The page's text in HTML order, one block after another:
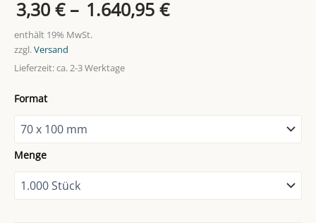
3,30 € – 1.640,95 €Preisspanne:
enthält 19% MwSt.
zzgl.Versand
Lieferzeit: ca. 2-3 Werktage
Format
Menge